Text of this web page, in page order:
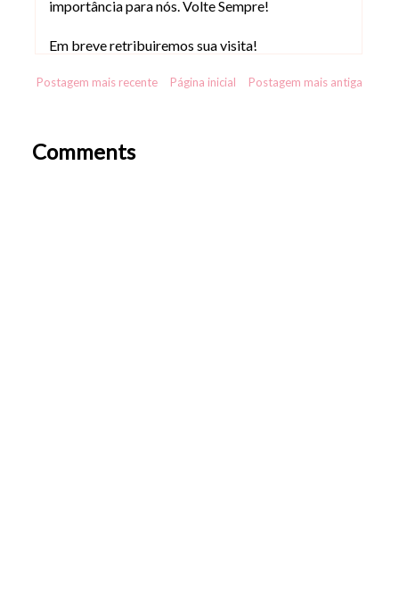
importância para nós. Volte Sempre!
Em breve retribuiremos sua visita!
Postagem mais recente Postagem mais antiga
Página inicial
Comments